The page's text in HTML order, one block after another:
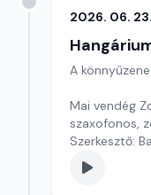
2026. 06. 23.
A
Mai vendég
szaxofonos,
Szerkesztő: